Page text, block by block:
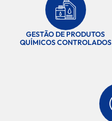
GESTÃO DE PRODUTOS
QUÍMICOS CONTROLADOS